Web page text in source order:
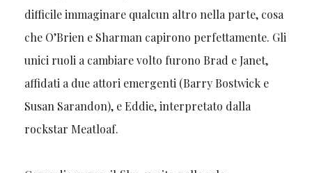
difficile immaginare qualcun altro nella parte, cosa
che O’Brien e Sharman capirono perfettamente. Gli
unici ruoli a cambiare volto furono Brad e Janet,
affidati a due attori emergenti (Barry Bostwick e
Susan Sarandon), e Eddie, interpretato dalla
rockstar Meatloaf.